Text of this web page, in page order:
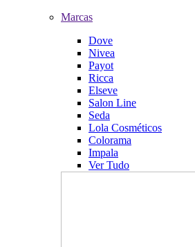
Marcas
Dove
Nivea
Payot
Ricca
Elseve
Salon Line
Seda
Lola Cosméticos
Colorama
Impala
Ver Tudo